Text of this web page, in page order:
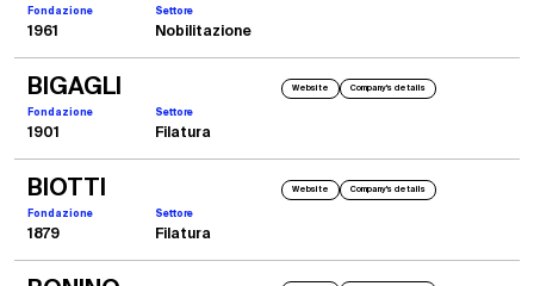
Fondazione Settore
1961 Nobilitazione
BIGAGLI Website Company's details
Fondazione Settore
1901 Filatura
BIOTTI Website Company's details
Fondazione Settore
1879 Filatura
2003
Presentazione Dosatrice Volumetrica SBM con Unita di tintura integrate